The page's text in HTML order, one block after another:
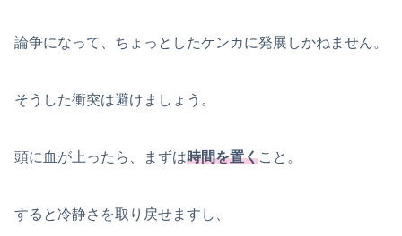
論争になって、ちょっとしたケンカに発展しかねません。
そうした衝突は避けましょう。
頭に血が上ったら、まずは時間を置くこと。
すると冷静さを取り戻せますし、